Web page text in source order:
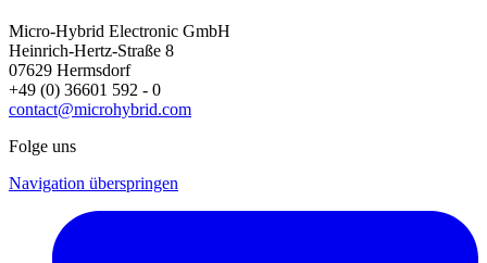
Micro-Hybrid Electronic GmbH
Heinrich-Hertz-Straße 8
07629 Hermsdorf
+49 (0) 36601 592 - 0
contact@microhybrid.com
Folge uns
Navigation überspringen